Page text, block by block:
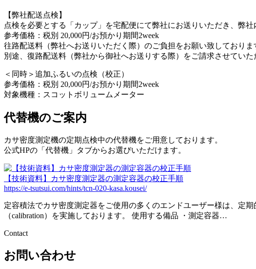
【弊社配送点検】
点検を必要とする「カップ」を宅配便にて弊社にお送りいただき、弊
参考価格：税別 20,000円/お預かり期間2week
往路配送料（弊社へお送りいただく際）のご負担をお願い致しておりま
別途、復路配送料（弊社から御社へお送りする際）をご請求させていた
＜同時＞追加ふるいの点検（校正）
参考価格：税別 20,000円/お預かり期間2week
対象機種：スコットボリュームメーター
代替機のご案内
カサ密度測定機の定期点検中の代替機をご用意しております。
公式HPの「代替機」タブからお選びいただけます。
【技術資料】カサ密度測定器の測定容器の校正手順
https://e-tsutsui.com/hints/tcn-020-kasa.kousei/
定容積法でカサ密度測定器をご使用の多くのエンドユーザー様は、定
（calibration）を実施しております。 使用する備品 ・測定容器…
Contact
お問い合わせ